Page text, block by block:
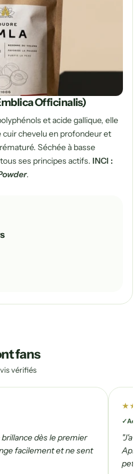
Officinalis)
et acide gallique, elle
chevelu en profondeur et
Séchée à basse
ses principes actifs. INCI :
.
fans
vérifiés
dès le premier
facilement et ne sent